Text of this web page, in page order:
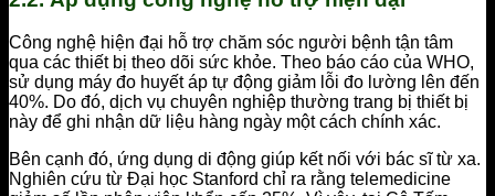
Công nghệ hiện đại hỗ trợ chăm sóc người bệnh tận tâm
qua các thiết bị theo dõi sức khỏe. Theo báo cáo của WHO,
sử dụng máy đo huyết áp tự động giảm lỗi đo lường lên đến
40%. Do đó, dịch vụ chuyên nghiệp thường trang bị thiết bị
này để ghi nhận dữ liệu hàng ngày một cách chính xác.
Bên cạnh đó, ứng dụng di động giúp kết nối với bác sĩ từ xa.
Nghiên cứu từ Đại học Stanford chỉ ra rằng telemedicine